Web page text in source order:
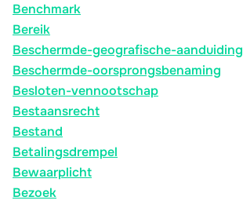
Benchmark
Bereik
Beschermde-geografische-aanduiding
Beschermde-oorsprongsbenaming
Besloten-vennootschap
Bestaansrecht
Bestand
Betalingsdrempel
Bewaarplicht
Bezoek